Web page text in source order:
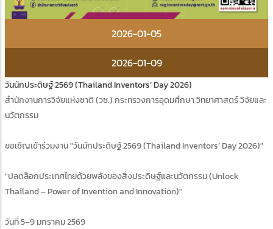
2026-01-05
2026-01-09
วันนักประดิษฐ์ 2569 (Thailand Inventors’ Day 2026)
สำนักงานการวิจัยแห่งชาติ (วช.) กระทรวงการอุดมศึกษา วิทยาศาสตร์ วิจัยและ
นวัตกรรม
ขอเชิญเข้าร่วมงาน "วันนักประดิษฐ์ 2569 (Thailand Inventors’ Day 2026)"
"ปลดล็อกประเทศไทยด้วยพลังของสิ่งประดิษฐ์และนวัตกรรม (Unlock
Thailand – Power of Invention and Innovation)"
วันที่ 5–9 มกราคม 2569